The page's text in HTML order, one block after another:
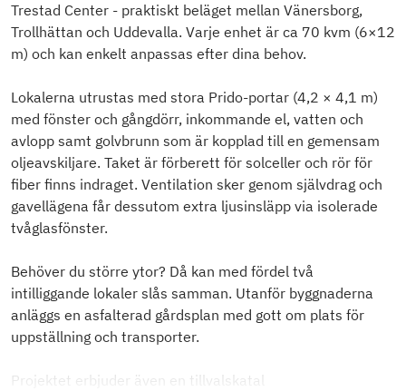
Trestad Center - praktiskt beläget mellan Vänersborg,
Trollhättan och Uddevalla. Varje enhet är ca 70 kvm (6×12
m) och kan enkelt anpassas efter dina behov.
Lokalerna utrustas med stora Prido-portar (4,2 × 4,1 m)
med fönster och gångdörr, inkommande el, vatten och
avlopp samt golvbrunn som är kopplad till en gemensam
oljeavskiljare. Taket är förberett för solceller och rör för
fiber finns indraget. Ventilation sker genom självdrag och
gavellägena får dessutom extra ljusinsläpp via isolerade
tvåglasfönster.
Behöver du större ytor? Då kan med fördel två
intilliggande lokaler slås samman. Utanför byggnaderna
anläggs en asfalterad gårdsplan med gott om plats för
uppställning och transporter.
Projektet erbjuder även en tillvalskatal